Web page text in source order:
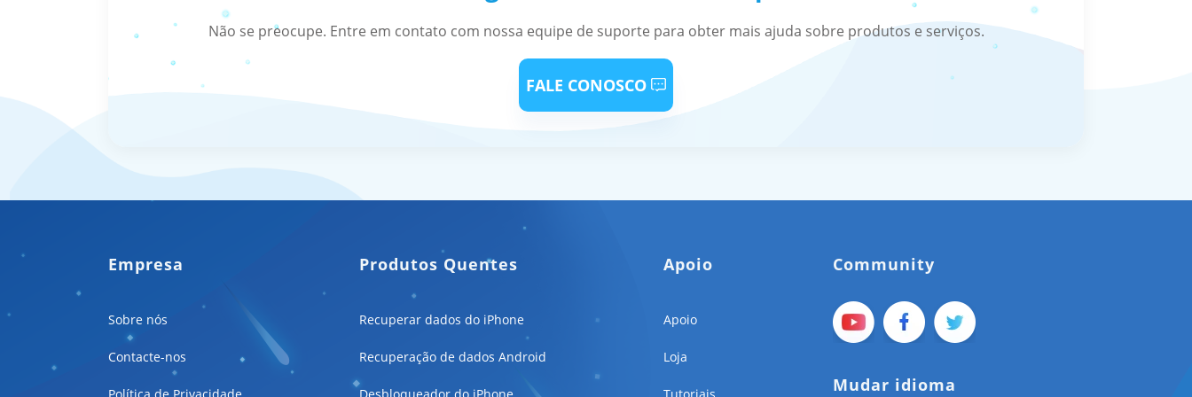
Não se preocupe. Entre em contato com nossa equipe de suporte para obter mais ajuda sobre produtos e serviços.
FALE CONOSCO
Empresa
Sobre nós
Contacte-nos
Produtos Quentes
Recuperar dados do iPhone
Recuperação de dados Android
Apoio
Apoio
Loja
Community
Mudar idioma